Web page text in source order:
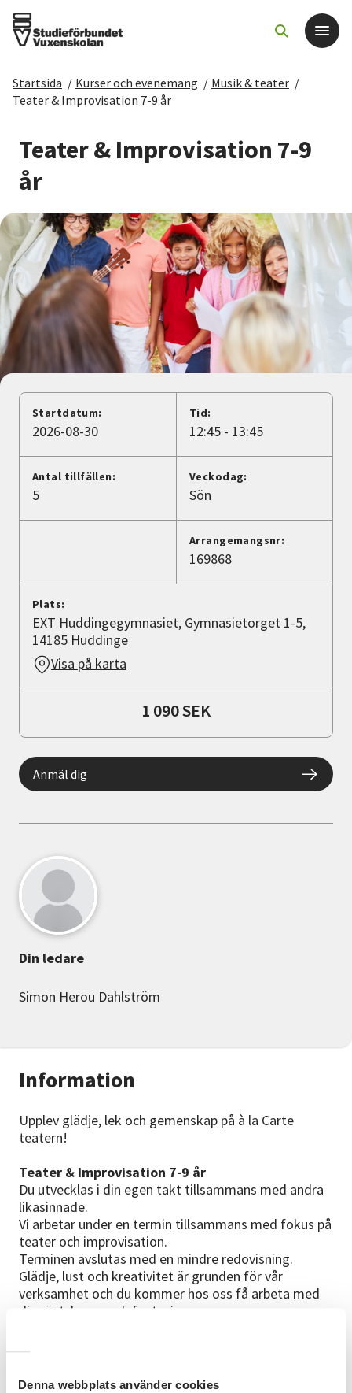
Denna webbplats använder cookies
Det här gör vi
För dig som
Sök kurser och evenemang
Om SV
Starta studiecirkel
Cirkelledare
Nyheter
Avdelningar
Lyssna
Startsida / Kurser och evenemang / Musik & teater /
Teater & Improvisation 7-9 år
Teater & Improvisation 7-9
år
Information
Upplev glädje, lek och gemenskap på à la Carte
teatern!
Teater & Improvisation 7-9 år
Du utvecklas i din egen takt tillsammans med andra
likasinnade.
Vi arbetar under en termin tillsammans med fokus på
teater och improvisation.
Terminen avslutas med en mindre redovisning.
Glädje, lust och kreativitet är grunden för vår
verksamhet och du kommer hos oss få arbeta med
din röst, kropp och fantasi.
Du lär dig
Startdatum:
2026-08-30
Tid:
12:45 - 13:45
Antal tillfällen:
5
Veckodag:
Sön
Arrangemangsnr:
169868
Plats:
EXT Huddingegymnasiet, Gymnasietorget 1-5,
14185 Huddinge
Visa på karta
1 090 SEK
Anmäl dig
Din ledare
Simon Herou Dahlström